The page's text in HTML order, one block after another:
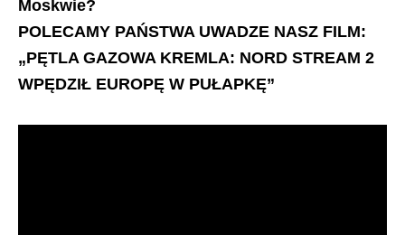
Moskwie?
POLECAMY PAŃSTWA UWADZE NASZ FILM:
„PĘTLA GAZOWA KREMLA: NORD STREAM 2
WPĘDZIŁ EUROPĘ W PUŁAPKĘ”